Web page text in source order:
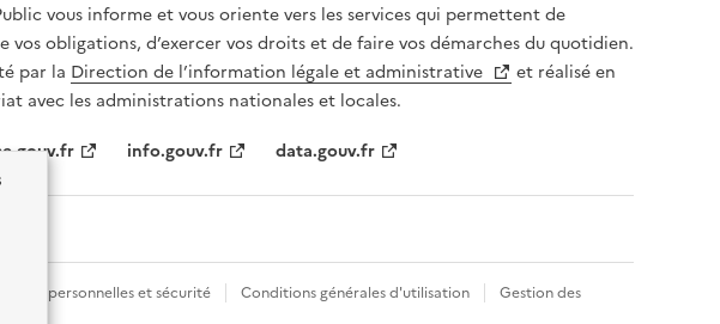
vous informe et vous oriente vers les services qui permettent de
vos obligations, d’exercer vos droits et de faire vos démarches du quotidien.
par la Direction de l’information légale et administrative
et réalisé en
avec les administrations nationales et locales.
info.gouv.fr data.gouv.fr
personnelles et sécurité Conditions générales d'utilisation
Gestion des